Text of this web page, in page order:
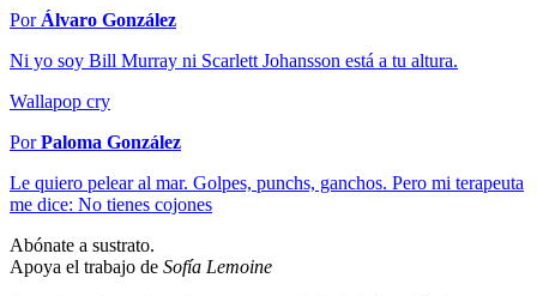
Por Álvaro González
Ni yo soy Bill Murray ni Scarlett Johansson está a tu altura.
Wallapop cry
PorPaloma González
Le quiero pelear al mar. Golpes, punchs, ganchos. Pero mi terapeuta
me dice: No tienes cojones
Abónate a sustrato.
Apoya el trabajo de Sofía Lemoine